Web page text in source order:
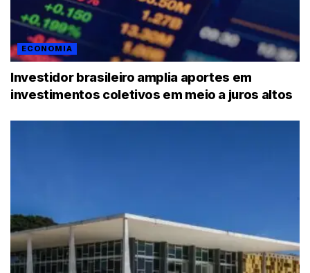
ECONOMIA
Investidor brasileiro amplia aportes em
investimentos coletivos em meio a juros altos